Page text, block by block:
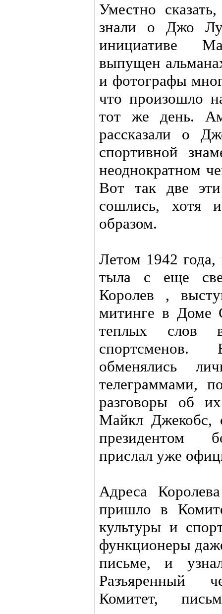
Уместно
знали о Джо
инициативе
выпущен
и фотографы
что произошло
тот же день.
рассказали о
спортивной
неоднократном
Вот так две
сошлись, хотя
образом.
Летом 1942 года,
тыла с еще
Королев ,
митинге в Доме
теплых слов
обменялись
телеграммами,
разговоры об
Майкл Джекобс,
президентом
прислал уже
Адреса
пришло в
культуры и
функционеры
письме, и
Разъяренный
Комитет,